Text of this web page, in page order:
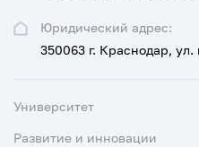
Юридический адрес:
350063 г. Краснодар,
Университет
Развитие и инновации